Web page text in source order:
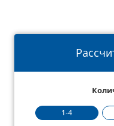
1-4